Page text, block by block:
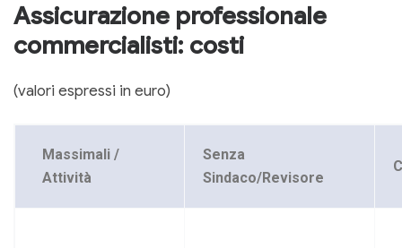
Assicurazione professionale
commercialisti: costi
(valori espressi in euro)
Massimali /
Attività
Senza
Sindaco/Revisore